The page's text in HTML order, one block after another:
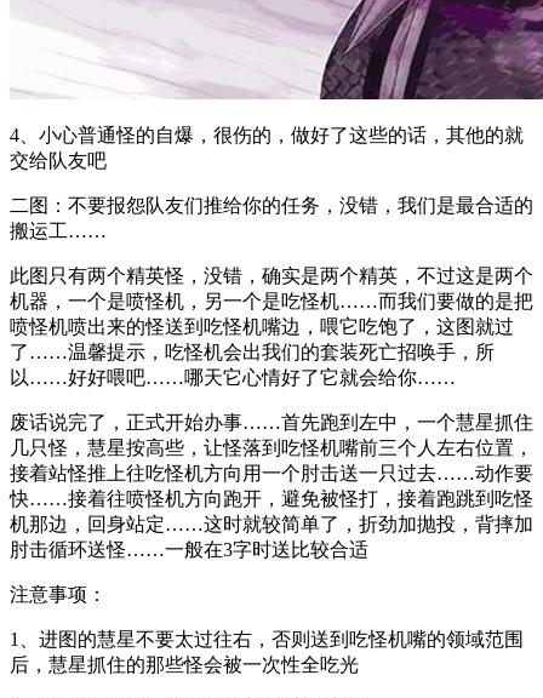
4、小心普通怪的自爆，很伤的，做好了这些的话，其他的就
交给队友吧
二图：不要报怨队友们推给你的任务，没错，我们是最合适的
搬运工……
此图只有两个精英怪，没错，确实是两个精英，不过这是两个
机器，一个是喷怪机，另一个是吃怪机……而我们要做的是把
喷怪机喷出来的怪送到吃怪机嘴边，喂它吃饱了，这图就过
了……温馨提示，吃怪机会出我们的套装死亡招唤手，所
以……好好喂吧……哪天它心情好了它就会给你……
废话说完了，正式开始办事……首先跑到左中，一个慧星抓住
几只怪，慧星按高些，让怪落到吃怪机嘴前三个人左右位置，
接着站怪推上往吃怪机方向用一个肘击送一只过去……动作要
快……接着往喷怪机方向跑开，避免被怪打，接着跑跳到吃怪
机那边，回身站定……这时就较简单了，折劲加抛投，背摔加
肘击循环送怪……一般在3字时送比较合适
注意事项：
1、进图的慧星不要太过往右，否则送到吃怪机嘴的领域范围
后，慧星抓住的那些怪会被一次性全吃光